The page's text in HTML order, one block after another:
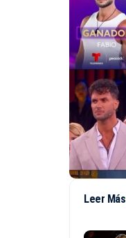
Leer Más